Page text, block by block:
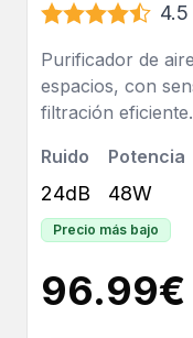
4.5
Purificador de
espacios, con
filtración eficiente.
Ruido
24dB
Potencia
48W
Precio más bajo
96.99€